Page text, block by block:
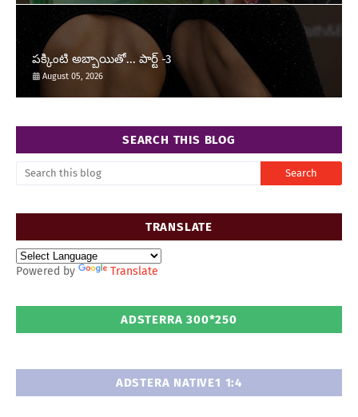
పక్కింటి అబ్బాయితో... పార్ట్ -3
August 05, 2026
SEARCH THIS BLOG
TRANSLATE
Powered by Translate
ADSTERRA 300*250
ADSTERA NATIVE1 1:4